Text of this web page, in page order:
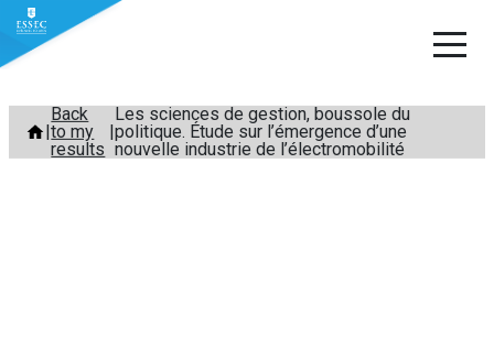
Skip
content
Back
to my
results
Les sciences de gestion, boussole du
politique. Étude sur l’émergence d’une
nouvelle industrie de l’électromobilité